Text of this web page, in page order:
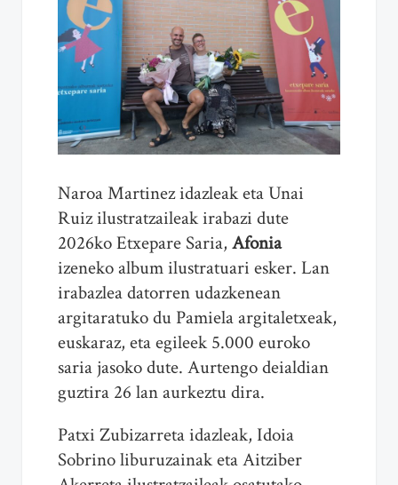
Naroa Martinez idazleak eta Unai
Ruiz ilustratzaileak irabazi dute
2026ko Etxepare Saria, Afonia
izeneko album ilustratuari esker. Lan
irabazlea datorren udazkenean
argitaratuko du Pamiela argitaletxeak,
euskaraz, eta egileek 5.000 euroko
saria jasoko dute. Aurtengo deialdian
guztira 26 lan aurkeztu dira.
Patxi Zubizarreta idazleak, Idoia
Sobrino liburuzainak eta Aitziber